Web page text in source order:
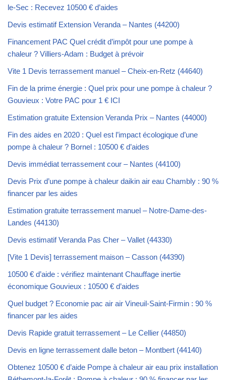
le-Sec : Recevez 10500 € d’aides
Devis estimatif Extension Veranda – Nantes (44200)
Financement PAC Quel crédit d’impôt pour une pompe à
chaleur ? Villiers-Adam : Budget à prévoir
Vite 1 Devis terrassement manuel – Cheix-en-Retz (44640)
Fin de la prime énergie : Quel prix pour une pompe à chaleur ?
Gouvieux : Votre PAC pour 1 € ICI
Estimation gratuite Extension Veranda Prix – Nantes (44000)
Fin des aides en 2020 : Quel est l’impact écologique d’une
pompe à chaleur ? Bornel : 10500 € d’aides
Devis immédiat terrassement cour – Nantes (44100)
Devis Prix d’une pompe à chaleur daikin air eau Chambly : 90 %
financer par les aides
Estimation gratuite terrassement manuel – Notre-Dame-des-
Landes (44130)
Devis estimatif Veranda Pas Cher – Vallet (44330)
[Vite 1 Devis] terrassement maison – Casson (44390)
10500 € d’aide : vérifiez maintenant Chauffage inertie
économique Gouvieux : 10500 € d’aides
Quel budget ? Economie pac air air Vineuil-Saint-Firmin : 90 %
financer par les aides
Devis Rapide gratuit terrassement – Le Cellier (44850)
Devis en ligne terrassement dalle beton – Montbert (44140)
Obtenez 10500 € d’aide Pompe à chaleur air eau prix installation